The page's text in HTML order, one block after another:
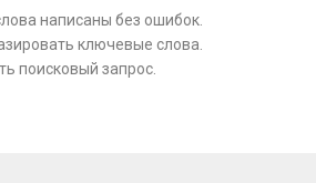
написаны без ошибок.
ключевые слова.
поисковый запрос.